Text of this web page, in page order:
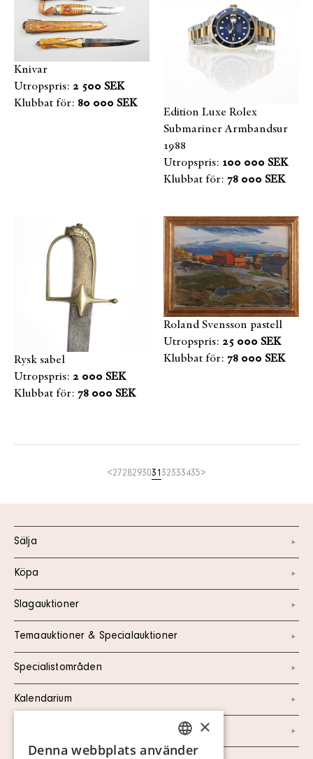
Knivar
Utropspris: 2 500 SEK
Klubbat för: 80 000 SEK
Edition Luxe Rolex
Submariner Armbandsur
1988
Utropspris: 100 000 SEK
Klubbat för: 78 000 SEK
Rysk sabel
Utropspris: 2 000 SEK
Klubbat för: 78 000 SEK
Roland Svensson pastell
Utropspris: 25 000 SEK
Klubbat för: 78 000 SEK
<272829303132333435>
Sälja
Köpa
Slagauktioner
Temaauktioner & Specialauktioner
Specialistområden
Kalendarium
SWEDISH
×
Denna webbplats använder